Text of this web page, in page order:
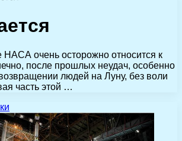
НАСА очень осторожно относится к
после прошлых неудач, особенно
возвращении людей на Луну, без воли
часть этой …